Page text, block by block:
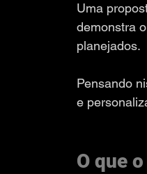
Uma
demonstra
planejados.
Pensando
e
O que